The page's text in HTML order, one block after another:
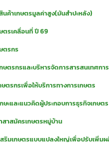
นค้าเกษตรมูลค่าสูง(มันสำปะหลัง)
ตรเคลื่อนที่ ปี 69
ตรกร
กษตรกรและบริหารจัดการสารสนเทศก
ตรกรเพื่อให้บริการทางการเกษตร
ะและแนวคิดผู้ประกอบการธุรกิจเกษต
าสมัครเกษตรหมู่บ้าน
สริมเกษตรแบบแปลงใหญ่เพื่อปรับเพิ่ม